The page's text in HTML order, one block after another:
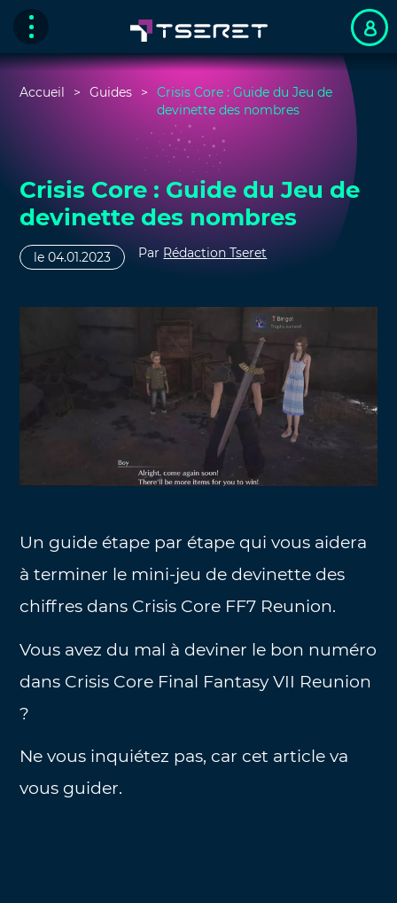
Accueil Guides
Crisis Core : Guide du Jeu de
devinette des nombres
Crisis Core : Guide du Jeu de
devinette des nombres
le 04.01.2023 Par Rédaction Tseret
Un guide étape par étape qui vous aidera
à terminer le mini-jeu de devinette des
chiffres dans Crisis Core FF7 Reunion.
Vous avez du mal à deviner le bon numéro
dans Crisis Core Final Fantasy VII Reunion
?
Ne vous inquiétez pas, car cet article va
vous guider.